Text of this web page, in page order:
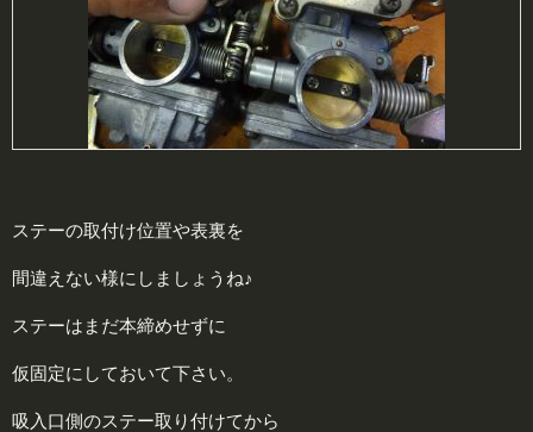
ステーの取付け位置や表裏を
間違えない様にしましょうね♪
ステーはまだ本締めせずに
仮固定にしておいて下さい。
吸入口側のステー取り付けてから